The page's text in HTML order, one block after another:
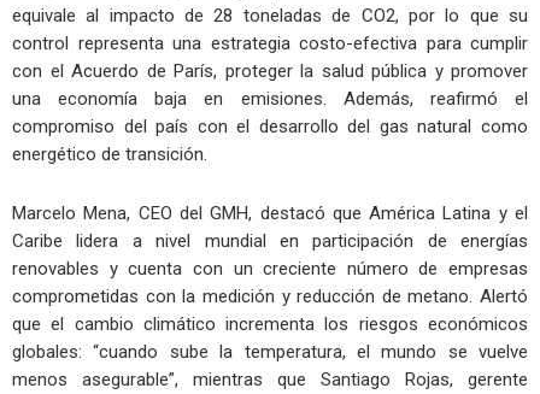
equivale al impacto de 28 toneladas de CO2, por lo que su
control representa una estrategia costo-efectiva para cumplir
con el Acuerdo de París, proteger la salud pública y promover
una economía baja en emisiones. Además, reafirmó el
compromiso del país con el desarrollo del gas natural como
energético de transición.
Marcelo Mena, CEO del GMH, destacó que América Latina y el
Caribe lidera a nivel mundial en participación de energías
renovables y cuenta con un creciente número de empresas
comprometidas con la medición y reducción de metano. Alertó
que el cambio climático incrementa los riesgos económicos
globales: “cuando sube la temperatura, el mundo se vuelve
menos asegurable”, mientras que Santiago Rojas, gerente